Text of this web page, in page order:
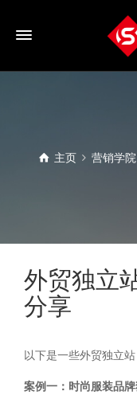
主页 营销学院
外贸独立
分享
以下是一些外贸独立
案例一：时尚服装品